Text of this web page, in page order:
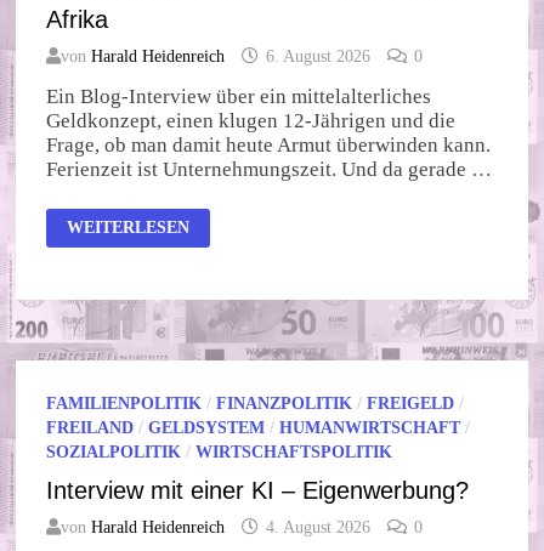
Afrika
vonHarald Heidenreich 6. August 2026 0
Ein Blog-Interview über ein mittelalterliches
Geldkonzept, einen klugen 12-Jährigen und die
Frage, ob man damit heute Armut überwinden kann.
Ferienzeit ist Unternehmungszeit. Und da gerade …
INTERVIEW
MIT
BRAKTEATEN
FÜR
AFRIKA
WEITERLESEN
FAMILIENPOLITIK /FINANZPOLITIK /FREIGELD /
FREILAND /GELDSYSTEM /HUMANWIRTSCHAFT/
SOZIALPOLITIK /WIRTSCHAFTSPOLITIK
Interview mit einer KI – Eigenwerbung?
vonHarald Heidenreich 4. August 2026 0